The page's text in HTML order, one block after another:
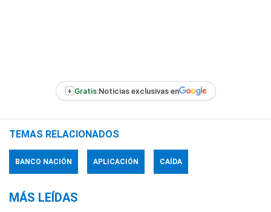
+ Gratis:Noticias exclusivas en
TEMAS RELACIONADOS
BANCO NACIÓN APLICACIÓN CAÍDA
MÁS LEÍDAS